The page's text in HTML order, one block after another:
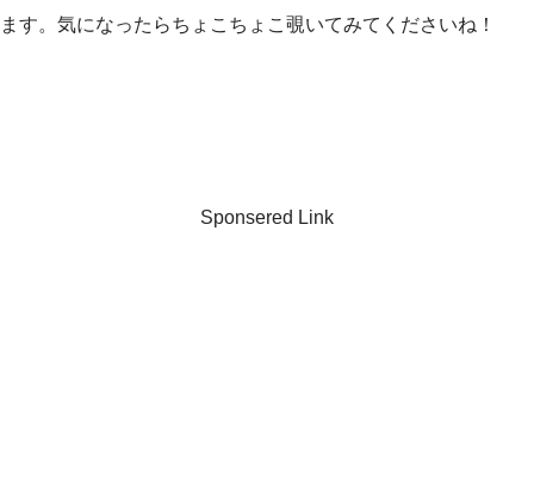
ます。気になったらちょこちょこ覗いてみてくださいね！
Sponsered Link